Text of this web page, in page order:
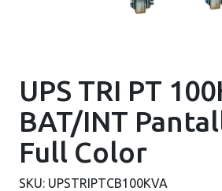
UPS TRI PT
BAT/INT
Full Color
SKU: UPSTRIPTCB100KVA